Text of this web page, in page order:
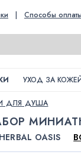
| Способы оплаты
УХОД ЗА
ДЛЯ ДУША
OASIS